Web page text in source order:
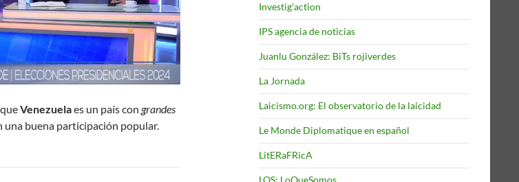
Venezuelaes un país con grandes
una buena participación popular.
Investig'action
IPS agencia de noticias
Juanlu González: BiTs rojiverdes
La Jornada
Laicismo.org: El observatorio de la laicidad
Le Monde Diplomatique en español
LitERaFRicA
LQS: LoQueSomos